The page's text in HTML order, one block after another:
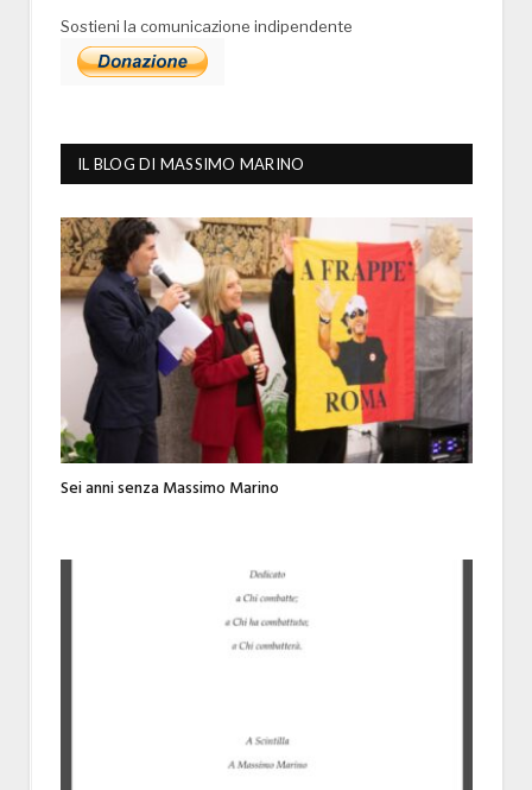
Sostieni la comunicazione indipendente
IL BLOG DI MASSIMO MARINO
Sei anni senza Massimo Marino